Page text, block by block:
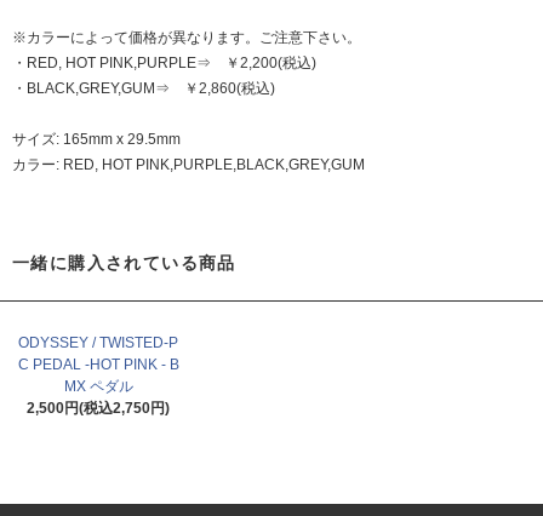
※カラーによって価格が異なります。ご注意下さい。
・RED, HOT PINK,PURPLE⇒ ￥2,200(税込)
・BLACK,GREY,GUM⇒ ￥2,860(税込)
サイズ: 165mm x 29.5mm
カラー: RED, HOT PINK,PURPLE,BLACK,GREY,GUM
一緒に購入されている商品
ODYSSEY / TWISTED-P
C PEDAL -HOT PINK - B
MX ペダル
2,500円(税込2,750円)